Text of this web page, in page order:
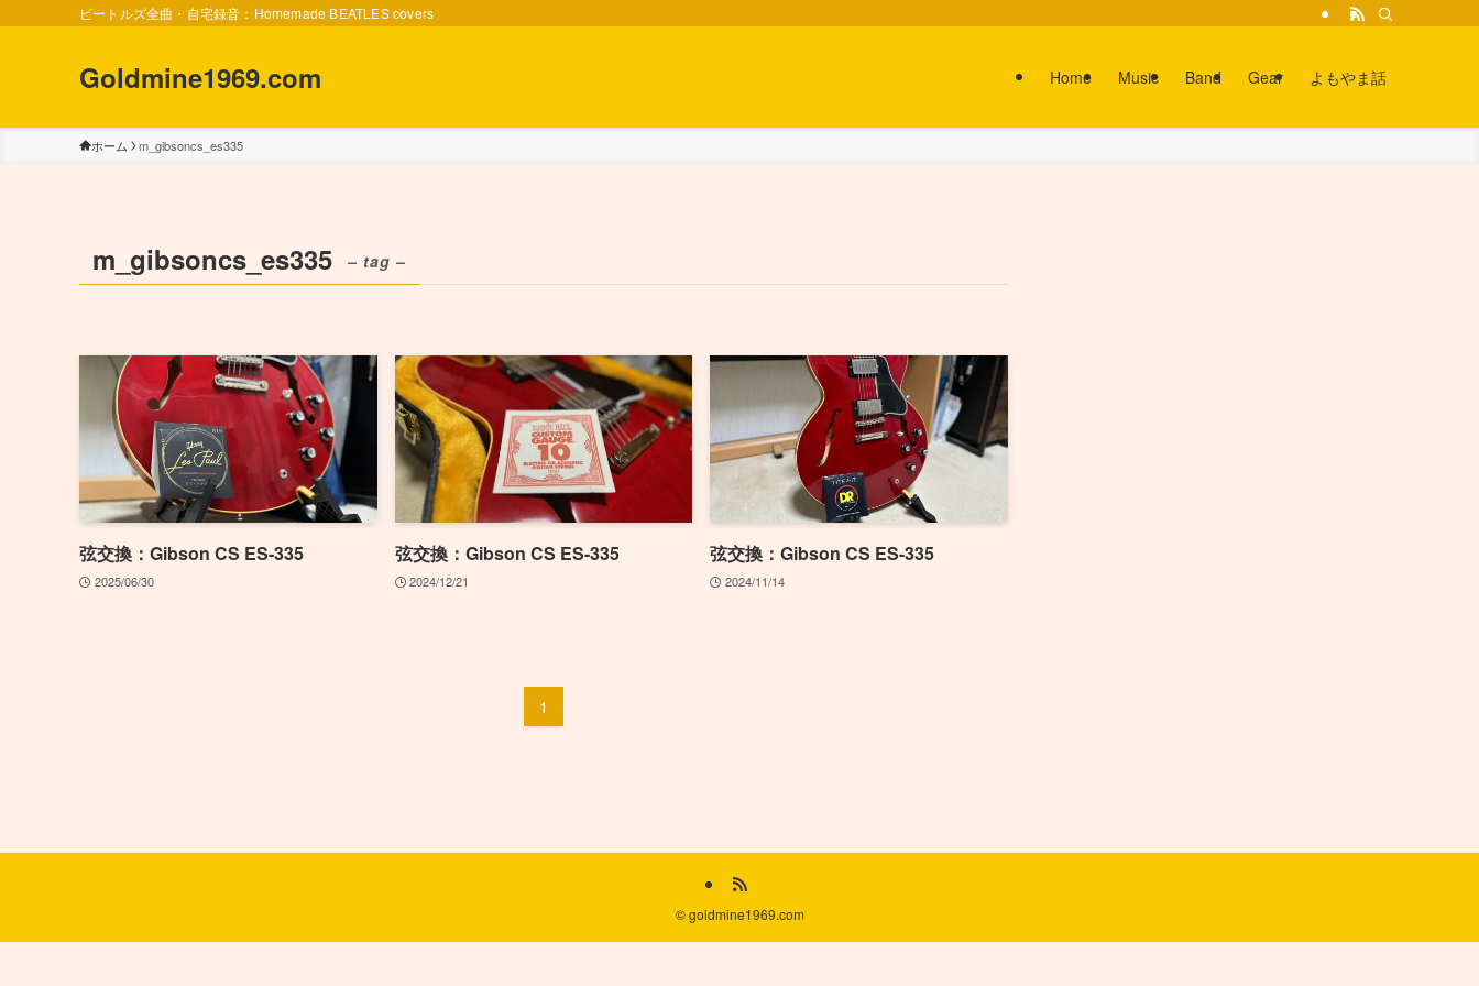
ビートルズ全曲・自宅録音：Homemade BEATLES covers
Goldmine1969.com Home Music Band Gear よもやま話
ホーム m_gibsoncs_es335
m_gibsoncs_es335 – tag –
弦交換：Gibson CS ES-335
2025/06/30
弦交換：Gibson CS ES-335
2024/12/21
弦交換：Gibson CS ES-335
2024/11/14
1
©goldmine1969.com